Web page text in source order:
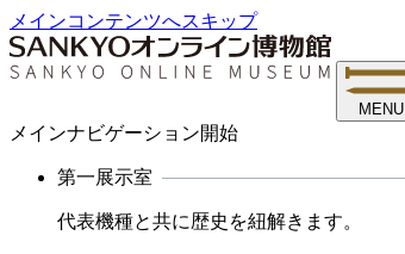
メインコンテンツへスキップ
MENU
メインナビゲーション開始
第一展示室
代表機種と共に歴史を紐解きます。